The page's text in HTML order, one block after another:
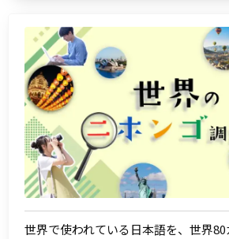
世界で使われている日本語を、世界